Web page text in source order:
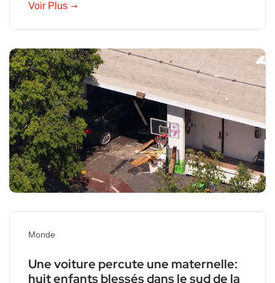
Voir Plus
Monde
Une voiture percute une maternelle:
huit enfants blessés dans le sud de la